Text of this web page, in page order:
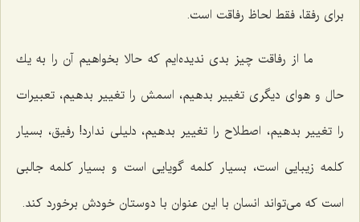
برای رفقا، فقط لحاظ رفاقت است.
ما از رفاقت چیز بدی ندیده‌ایم كه حالا بخواهیم آن را به یك
حال و هوای دیگری تغییر بدهیم، اسمش را تغییر بدهیم، تعبیرات
را تغییر بدهیم، اصطلاح را تغییر بدهیم، دلیلی ندارد! رفیق، بسیار
كلمه زیبایی است، بسیار كلمه گویایی است و بسیار كلمه جالبی
است كه می‌تواند انسان با این عنوان با دوستان خودش برخورد كند.